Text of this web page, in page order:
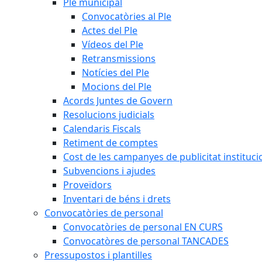
Convocatòries al Ple
Actes del Ple
Vídeos del Ple
Retransmissions
Notícies del Ple
Mocions del Ple
Acords Juntes de Govern
Resolucions judicials
Calendaris Fiscals
Retiment de comptes
Cost de les campanyes de publicitat
Subvencions i ajudes
Proveïdors
Inventari de béns i drets
Convocatòries de personal
Convocatòries de personal EN CURS
Convocatòres de personal TANCADES
Pressupostos i plantilles